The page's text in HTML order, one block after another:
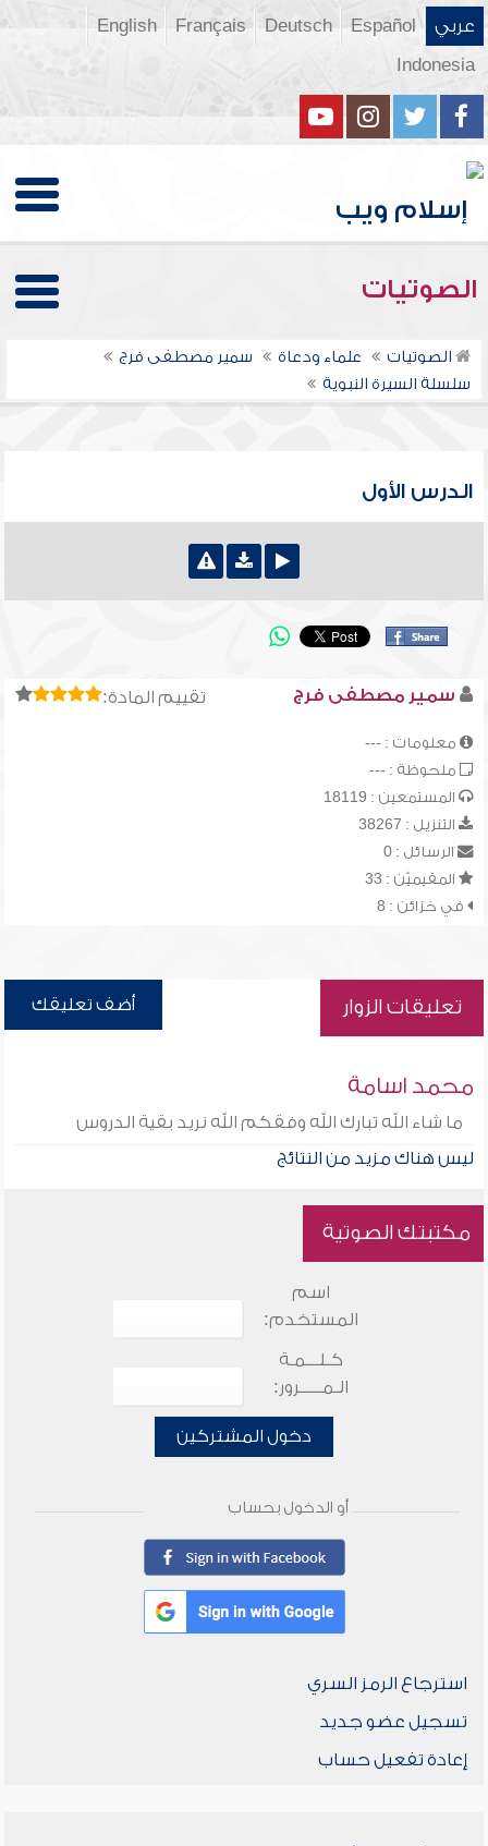
عربي Español
Deutsch
Français
English
Indonesia
الصوتيات
الصوتيات علماء ودعاة
سمير مصطفى فرج
سلسلة السيرة النبوية
الدرس الأول
تقييم المادة: سمير مصطفى فرج
معلومات : ---
ملحوظة : ---
المستمعين : 18119
التنزيل : 38267
الرسائل : 0
المقيميّن : 33
في خزائن : 8
تعليقات الزوار أضف تعليقك
محمد اسامة
ما شاء الله تبارك الله وفقكم الله نريد بقية الدروس
ليس هناك مزيد من النتائج
مكتبتك الصوتية
اسم
المستخدم:
كـلـــمـة
الـمـــــرور:
دخول المشتركين
أو الدخول بحساب
استرجاع الرمز السري
تسجيل عضو جديد
إعادة تفعيل حساب